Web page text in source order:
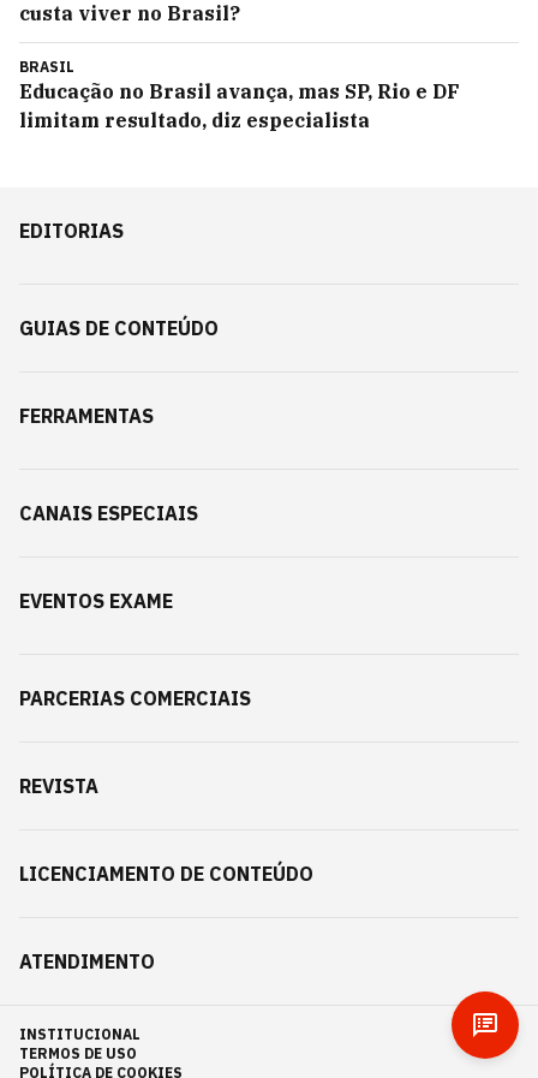
custa viver no Brasil?
BRASIL
Educação no Brasil avança, mas SP, Rio e DF
limitam resultado, diz especialista
EDITORIAS
GUIAS DE CONTEÚDO
FERRAMENTAS
CANAIS ESPECIAIS
EVENTOS EXAME
PARCERIAS COMERCIAIS
REVISTA
LICENCIAMENTO DE CONTEÚDO
ATENDIMENTO
INSTITUCIONAL
TERMOS DE USO
POLÍTICA DE COOKIES